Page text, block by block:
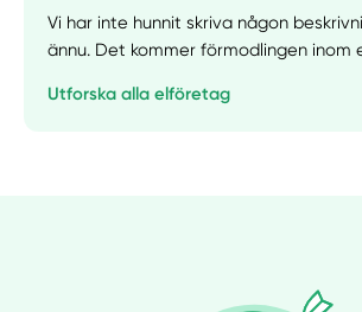
Vi har inte hunnit skriva någon
ännu. Det kommer förmodlingen inom
Utforska alla elföretag